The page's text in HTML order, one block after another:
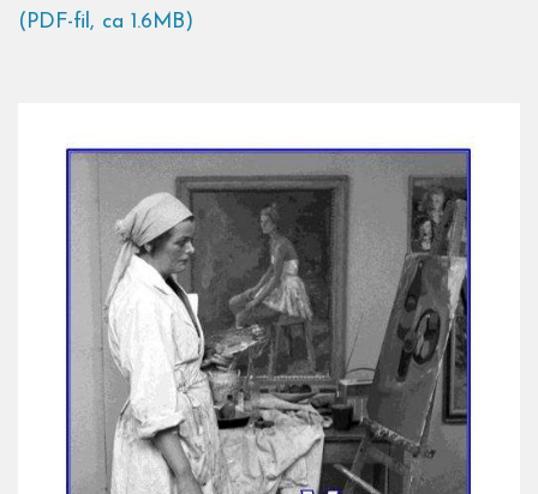
(PDF-fil, ca 1.6MB)